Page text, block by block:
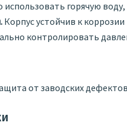
горячую
Корпус устойчив к
контролировать
от заводских